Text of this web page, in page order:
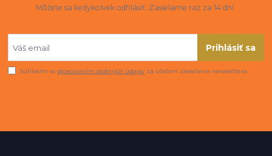
Môžete sa kedykoľvek odhlásiť. Zasielame raz za 14 dní.
Prihlásiť sa
Súhlasím sospracovaním osobných údajov za účelom zasielania newslettera.